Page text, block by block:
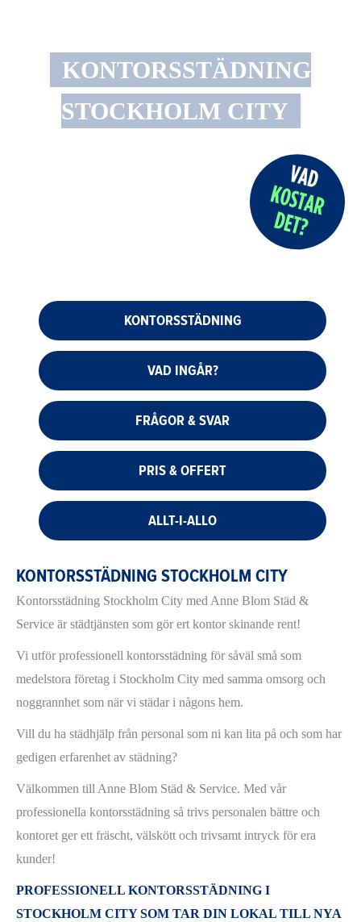
KONTORSSTÄDNING
STOCKHOLM CITY
KONTORSSTÄDNING
VAD INGÅR?
FRÅGOR & SVAR
PRIS & OFFERT
ALLT-I-ALLO
KONTORSSTÄDNING STOCKHOLM CITY
Kontorsstädning Stockholm City med Anne Blom Städ &
Service är städtjänsten som gör ert kontor skinande rent!
Vi utför professionell kontorsstädning för såväl små som
medelstora företag i Stockholm City med samma omsorg och
noggrannhet som när vi städar i någons hem.
Vill du ha städhjälp från personal som ni kan lita på och som har
gedigen erfarenhet av städning?
Välkommen till Anne Blom Städ & Service. Med vår
professionella kontorsstädning så trivs personalen bättre och
kontoret ger ett fräscht, välskött och trivsamt intryck för era
kunder!
PROFESSIONELL KONTORSSTÄDNING I
STOCKHOLM CITY SOM TAR DIN LOKAL TILL NYA